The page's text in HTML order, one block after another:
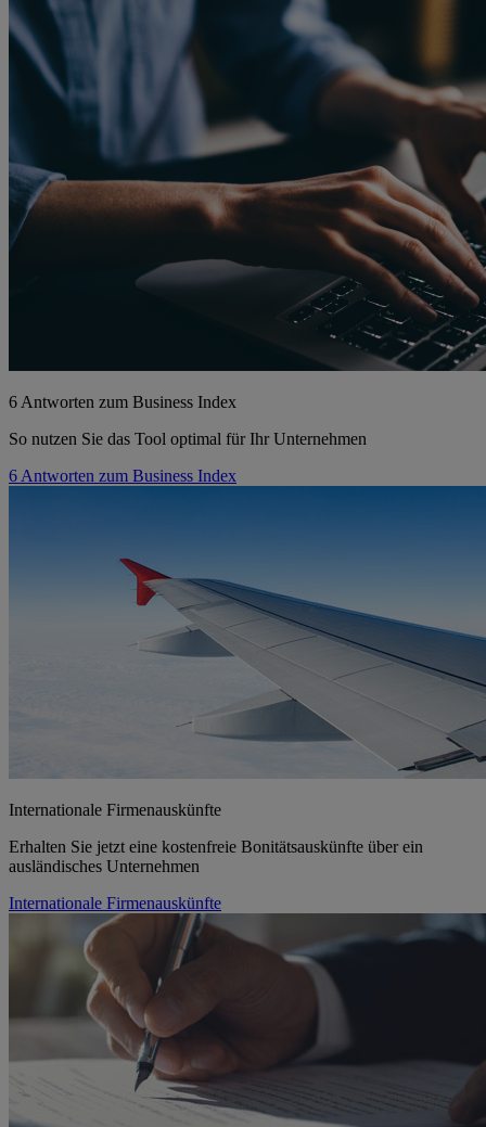
6 Antworten zum Business Index
So nutzen Sie das Tool optimal für Ihr Unternehmen
6 Antworten zum Business Index
Internationale Firmenauskünfte
Erhalten Sie jetzt eine kostenfreie Bonitätsauskünfte über ein
ausländisches Unternehmen
Internationale Firmenauskünfte